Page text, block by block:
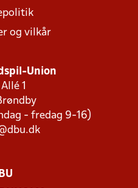
og vilkår
Union
1
- fredag 9-16)